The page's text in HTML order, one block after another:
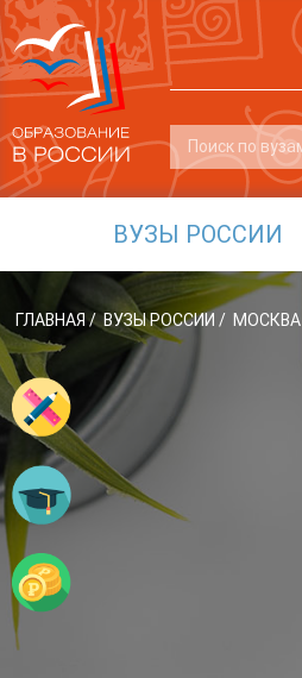
ВУЗЫ РОССИИ
ГЛАВНАЯ/ ВУЗЫ РОССИИ / МОСКВА